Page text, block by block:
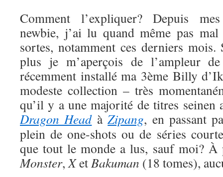
Comment l’expliquer? Depuis
newbie, j’ai lu quand même pas
sortes, notamment ces derniers
plus je m’aperçois de l’ampleur
récemment installé ma 3ème Billy
modeste collection – très
qu’il y a une majorité de titres seinen
Dragon HeadàZipang, en passant
plein de one-shots ou de séries
que tout le monde a lus, sauf moi?
Monster,XetBakuman (18 tomes),